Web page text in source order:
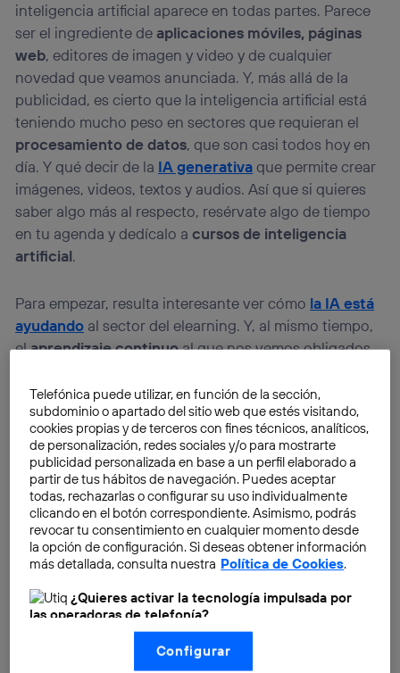
inteligencia artificial aparece en todas partes. Parece
ser el ingrediente de aplicaciones móviles, páginas
web, editores de imagen y video y de cualquier
novedad que veamos anunciada. Y, más allá de la
publicidad, es cierto que la inteligencia artificial está
teniendo mucho peso en sectores que requieran el
procesamiento de datos, que son casi todos hoy en
día. Y qué decir de la IA generativaque permite crear
imágenes, videos, textos y audios. Así que si quieres
saber algo más al respecto, resérvate algo de tiempo
en tu agenda y dedícalo acursos de inteligencia
artificial.
Para empezar, resulta interesante ver cómo la IA está
ayudando al sector del elearning. Y, al mismo tiempo,
elaprendizaje continuoal que nos vemos obligados
innumerables recursos disponibles online. Y en
ocasiones, gratuitos. Así que si quieres introducirte en
esto de la inteligencia artificial, reconocer conceptos
comoaprendizaje automático o machine learning
saber qué hay detrás de nombres comoDeepMind
ChatGPT o Bart, además de leer este blog te conviene
asistir a algún curso a distancia sobre el tema.
Telefónica puede utilizar, en función de la sección,
subdominio o apartado del sitio web que estés visitando,
cookies propias y de terceros con fines técnicos, analíticos,
de personalización, redes sociales y/o para mostrarte
publicidad personalizada en base a un perfil elaborado a
partir de tus hábitos de navegación. Puedes aceptar
todas, rechazarlas o configurar su uso individualmente
clicando en el botón correspondiente. Asimismo, podrás
revocar tu consentimiento en cualquier momento desde
la opción de configuración. Si deseas obtener información
más detallada, consulta nuestra Política de Cookies.
¿Quieres activar la tecnología impulsada por
las operadoras de telefonía?
Nosotros, Telefónica S.A., utilizamos la tecnología Utiq para
realizar nuestras acciones de marketing digital o análisis
(como se describe en este aviso de consentimiento)
Configurar